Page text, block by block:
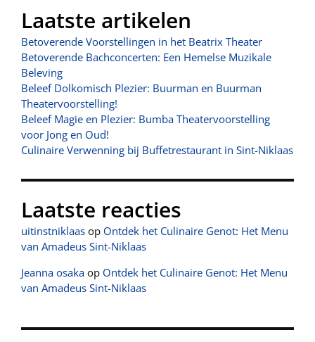
Laatste artikelen
Betoverende Voorstellingen in het Beatrix Theater
Betoverende Bachconcerten: Een Hemelse Muzikale
Beleving
Beleef Dolkomisch Plezier: Buurman en Buurman
Theatervoorstelling!
Beleef Magie en Plezier: Bumba Theatervoorstelling
voor Jong en Oud!
Culinaire Verwenning bij Buffetrestaurant in Sint-Niklaas
Laatste reacties
uitinstniklaas op Ontdek het Culinaire Genot: Het Menu
van Amadeus Sint-Niklaas
Jeanna osaka op Ontdek het Culinaire Genot: Het Menu
van Amadeus Sint-Niklaas